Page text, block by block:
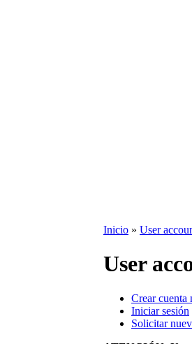
Inicio » User
User
Crear cuenta
Iniciar sesión
Solicitar